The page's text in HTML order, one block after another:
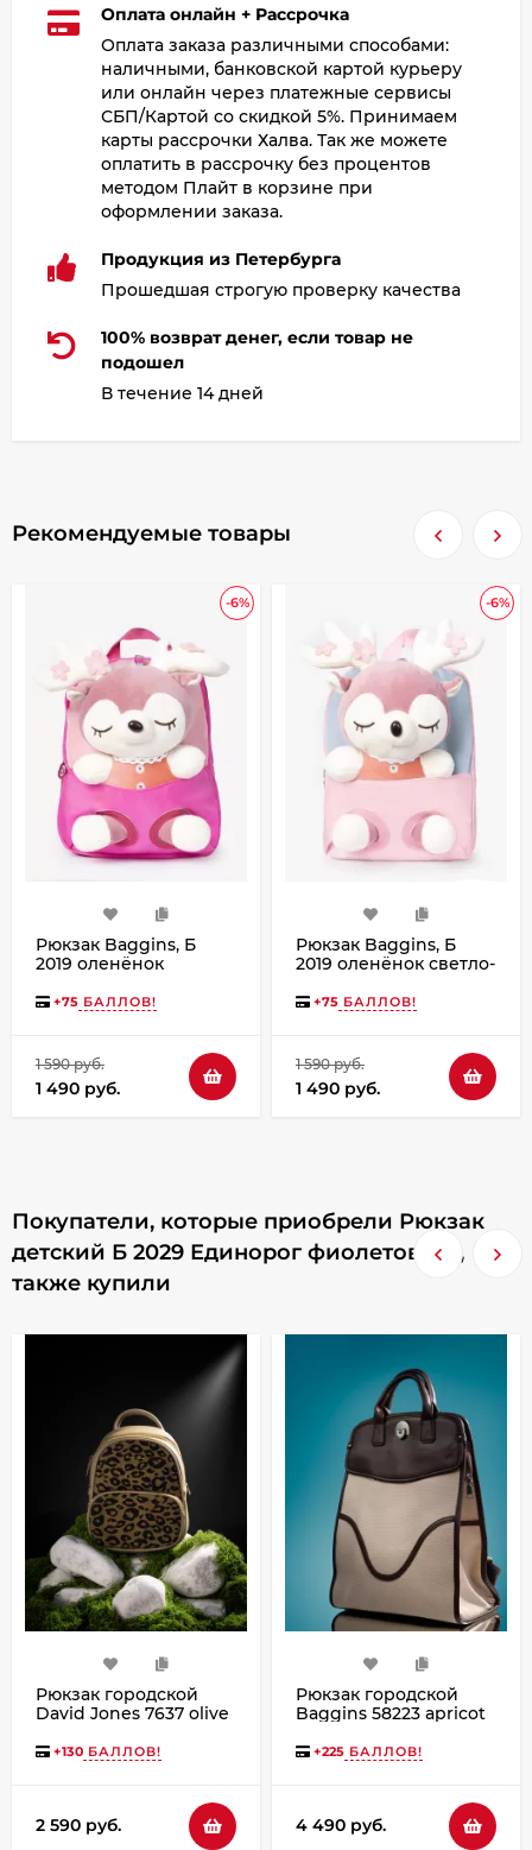
Оплата онлайн + Рассрочка
Оплата заказа различными способами:
наличными, банковской картой курьеру
или онлайн через платежные сервисы
СБП/Картой со скидкой 5%. Принимаем
карты рассрочки Халва. Так же можете
оплатить в рассрочку без процентов
методом Плайт в корзине при
оформлении заказа.
Продукция из Петербурга
Прошедшая строгую проверку качества
100% возврат денег, если товар не
подошел
В течение 14 дней
Рекомендуемые товары
-6%
Рюкзак Baggins, Б
2019 оленёнок
+75 БАЛЛОВ!
1 590 руб.
1 490 руб.
-6%
Рюкзак Baggins, Б
2019 оленёнок светло-
+75 БАЛЛОВ!
1 590 руб.
1 490 руб.
Покупатели, которые приобрели Рюкзак
детский Б 2029 Единорог фиолетовый ,
также купили
Рюкзак городской
David Jones 7637 olive
+130 БАЛЛОВ!
2 590 руб.
Рюкзак городской
Baggins 58223 apricot
+225 БАЛЛОВ!
4 490 руб.